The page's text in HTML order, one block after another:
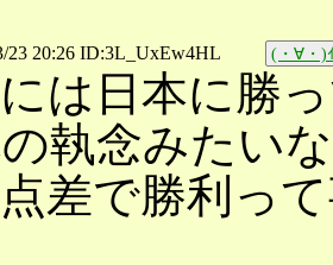
23 20:26 ID:3L_UxEw4HL (・∀・)
は日本に勝
執念みたい
差で勝利っ